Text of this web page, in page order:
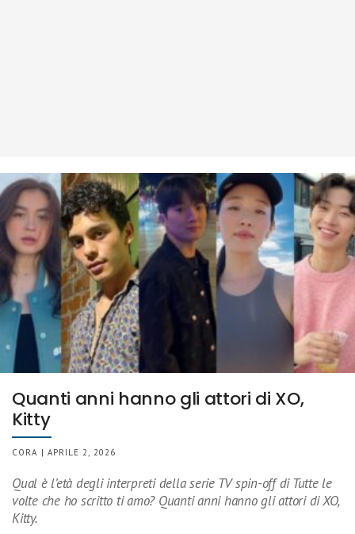
Quanti anni hanno gli attori di XO,
Kitty
CORA | APRILE 2, 2026
Qual è l’età degli interpreti della serie TV spin-off di Tutte le
volte che ho scritto ti amo? Quanti anni hanno gli attori di XO,
Kitty.